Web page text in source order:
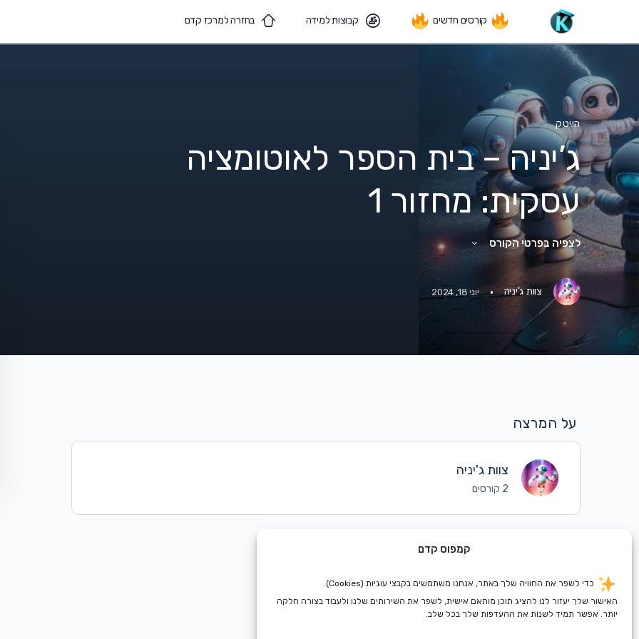
קמפוס קדם
כדי לשפר את החוויה שלך באתר, אנחנו משתמשים בקבצי עוגיות (Cookies).
האישור שלך יעזור לנו להציג תוכן מותאם אישית, לשפר את השירותים שלנו ולעבוד בצורה חלקה
יותר. אפשר תמיד לשנות את ההעדפות שלך בכל שלב.
קורסים חדשים קבוצות למידה בחזרה למרכז קדם
הייטק
ג’יניה – בית הספר לאוטומציה
עסקית: מחזור 1
לצפיה בפרטי הקורס
צוות ג'יניה · יוני 18, 2024
על המרצה
צוות ג'יניה
2 קורסים